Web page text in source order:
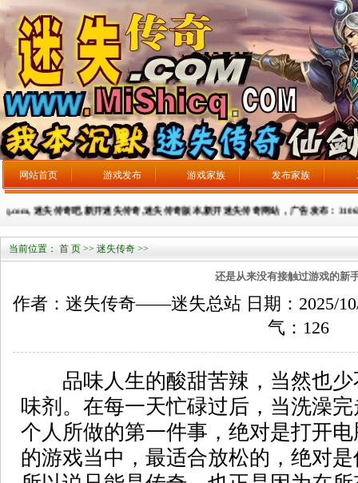
网站首页 游戏发布 游戏家族 发布家族
迷失传奇吧,新开迷失传奇,迷失传奇版本,新开迷失传奇网站，广告发布：
当前位置： 首 页 >> 迷失传奇 >>
还是从来没有接触过游戏的新
作者：迷失传奇——迷失总站 日期：2025/
气： 126
品味人生的酸甜苦辣，当然也少
味剂。在每一天忙碌过后，当洗澡
个人所做的第一件事，绝对是打开
的游戏当中，最适合放松的，绝对